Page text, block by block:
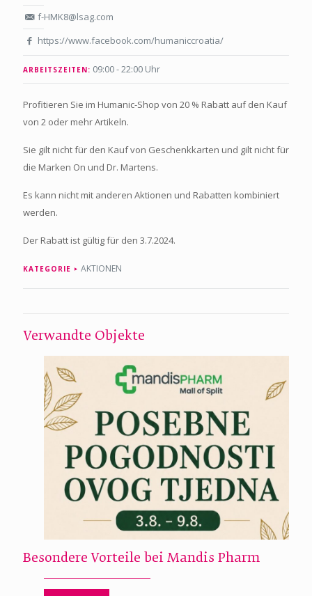
f-HMK8@lsag.com
https://www.facebook.com/humaniccroatia/
ARBEITSZEITEN: 09:00 - 22:00 Uhr
Profitieren Sie im Humanic-Shop von 20 % Rabatt auf den Kauf
von 2 oder mehr Artikeln.
Sie gilt nicht für den Kauf von Geschenkkarten und gilt nicht für
die Marken On und Dr. Martens.
Es kann nicht mit anderen Aktionen und Rabatten kombiniert
werden.
Der Rabatt ist gültig für den 3.7.2024.
KATEGORIE AKTIONEN
Verwandte Objekte
Besondere Vorteile bei Mandis Pharm